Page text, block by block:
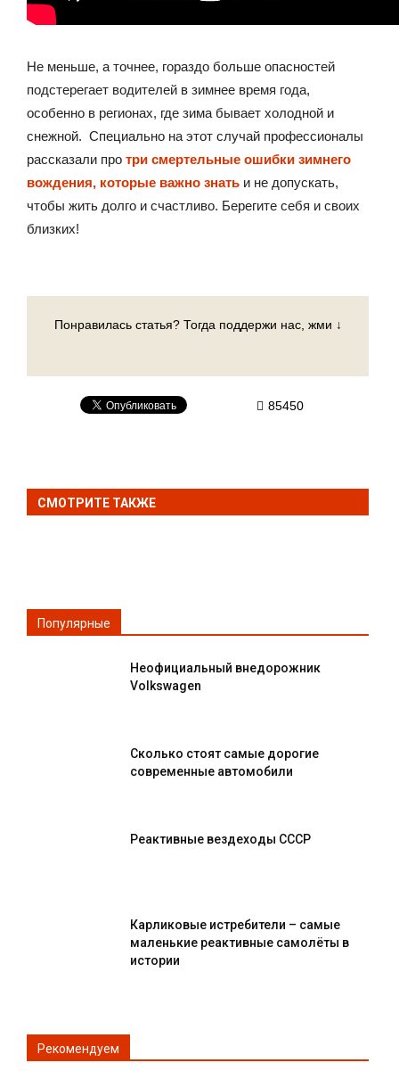
Не меньше, а точнее, гораздо больше опасностей
подстерегает водителей в зимнее время года,
особенно в регионах, где зима бывает холодной и
снежной. Специально на этот случай профессионалы
рассказали про три смертельные ошибки зимнего
вождения, которые важно знать и не допускать,
чтобы жить долго и счастливо. Берегите себя и своих
близких!
Понравилась статья? Тогда поддержи нас, жми ↓
85450
СМОТРИТЕ ТАКЖЕ
Популярные
Неофициальный внедорожник
Volkswagen
Сколько стоят самые дорогие
современные автомобили
Реактивные вездеходы СССР
Карликовые истребители – самые
маленькие реактивные самолёты в
истории
Рекомендуем